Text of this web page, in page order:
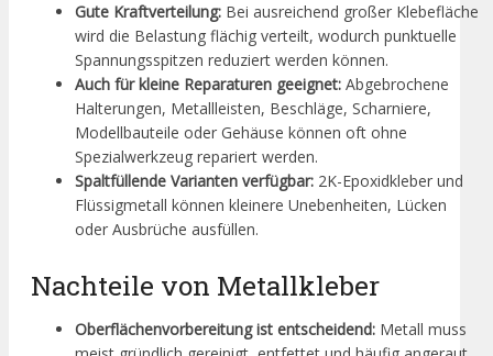
Gute Kraftverteilung: Bei ausreichend großer Klebefläche
wird die Belastung flächig verteilt, wodurch punktuelle
Spannungsspitzen reduziert werden können.
Auch für kleine Reparaturen geeignet: Abgebrochene
Halterungen, Metallleisten, Beschläge, Scharniere,
Modellbauteile oder Gehäuse können oft ohne
Spezialwerkzeug repariert werden.
Spaltfüllende Varianten verfügbar: 2K-Epoxidkleber und
Flüssigmetall können kleinere Unebenheiten, Lücken
oder Ausbrüche ausfüllen.
Nachteile von Metallkleber
Oberflächenvorbereitung ist entscheidend: Metall muss